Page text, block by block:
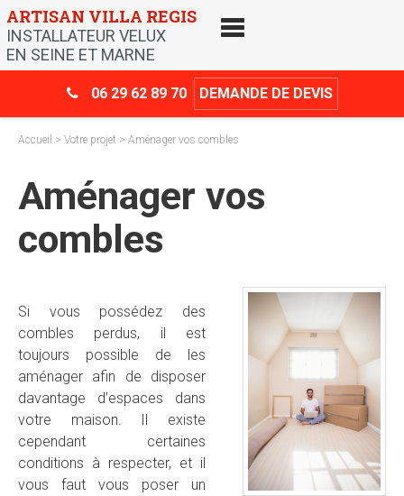
Skip
to
content
ARTISAN VILLA REGIS
INSTALLATEUR VELUX
EN SEINE ET MARNE
06 29 62 89 70 DEMANDE DE DEVIS
Accueil > Votre projet > Aménager vos combles
Aménager vos
combles
Si vous possédez des
combles perdus, il est
toujours possible de les
aménager afin de disposer
davantage d’espaces dans
votre maison. Il existe
cependant certaines
conditions à respecter, et il
vous faut vous poser un